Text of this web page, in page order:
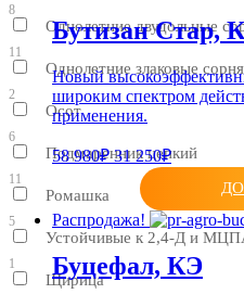
8
Однолетние двудольные
11
Однолетние злаковые
2
Осот
6
Подмаренник цепкий
11
Ромашка
5
Устойчивые к 2,4-Д и
1
Щирица
Бутизан Стар,
Новый
широким спектром
применения.
58 980₽ 31 250₽
Распродажа!
Буцефал, КЭ